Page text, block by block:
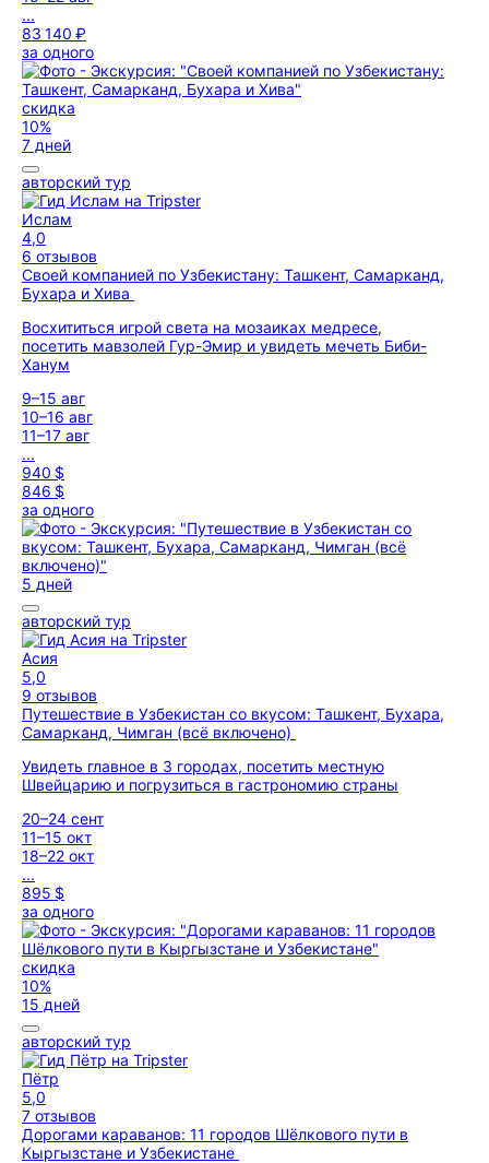
...
83 140 ₽
за одного
скидка
10%
7 дней
авторский тур
Ислам
4,0
6 отзывов
Своей компанией по Узбекистану: Ташкент, Самарканд,
Бухара и Хива
Восхититься игрой света на мозаиках медресе,
посетить мавзолей Гур-Эмир и увидеть мечеть Биби-
Ханум
9–15 авг
10–16 авг
11–17 авг
...
940 $
846 $
за одного
5 дней
авторский тур
Асия
5,0
9 отзывов
Путешествие в Узбекистан со вкусом: Ташкент, Бухара,
Самарканд, Чимган (всё включено)
Увидеть главное в 3 городах, посетить местную
Швейцарию и погрузиться в гастрономию страны
20–24 сент
11–15 окт
18–22 окт
...
895 $
за одного
скидка
10%
15 дней
авторский тур
Пётр
5,0
7 отзывов
Дорогами караванов: 11 городов Шёлкового пути в
Кыргызстане и Узбекистане